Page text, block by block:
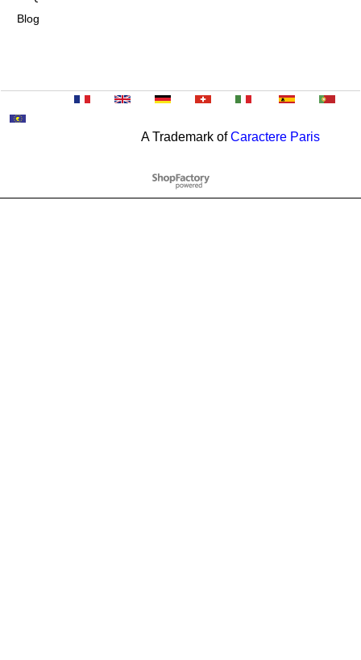
Blog
A Trademark ofCaractere Paris
To create online store
ShopFactory eCommerce